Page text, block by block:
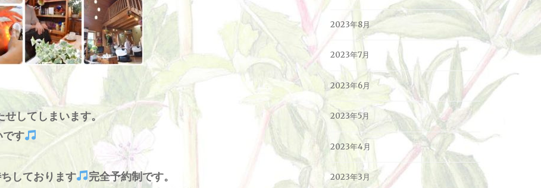
せしてしまいます。
す
しております
完全予約制です。
2023年8月
2023年7月
2023年6月
2023年5月
2023年4月
2023年3月